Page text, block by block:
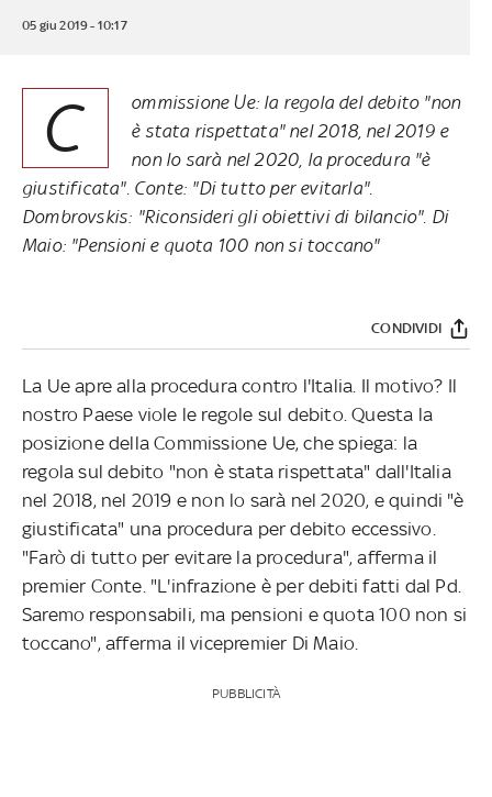
05 giu 2019 - 10:17
C
ommissione Ue: la regola del debito "non
è stata rispettata" nel 2018, nel 2019 e
non lo sarà nel 2020, la procedura "è
giustificata". Conte: "Di tutto per evitarla".
Dombrovskis: "Riconsideri gli obiettivi di bilancio". Di
Maio: "Pensioni e quota 100 non si toccano"
CONDIVIDI
La Ue apre alla procedura contro l'Italia. Il motivo? Il
nostro Paese viole le regole sul debito. Questa la
posizione della Commissione Ue, che spiega: la
regola sul debito "non è stata rispettata" dall'Italia
nel 2018, nel 2019 e non lo sarà nel 2020, e quindi "è
giustificata" una procedura per debito eccessivo.
"Farò di tutto per evitare la procedura", afferma il
premier Conte. "L'infrazione è per debiti fatti dal Pd.
Saremo responsabili, ma pensioni e quota 100 non si
toccano", afferma il vicepremier Di Maio.
PUBBLICITÀ